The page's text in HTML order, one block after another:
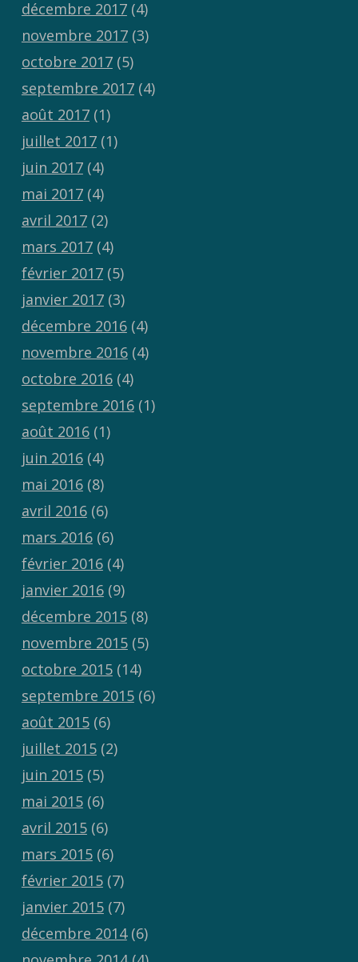
décembre 2017(4)
novembre 2017(3)
octobre 2017(5)
septembre 2017(4)
août 2017(1)
juillet 2017(1)
juin 2017(4)
mai 2017(4)
avril 2017(2)
mars 2017(4)
février 2017(5)
janvier 2017(3)
décembre 2016(4)
novembre 2016(4)
octobre 2016(4)
septembre 2016(1)
août 2016(1)
juin 2016(4)
mai 2016(8)
avril 2016(6)
mars 2016(6)
février 2016(4)
janvier 2016(9)
décembre 2015(8)
novembre 2015(5)
octobre 2015(14)
septembre 2015(6)
août 2015(6)
juillet 2015(2)
juin 2015(5)
mai 2015(6)
avril 2015(6)
mars 2015(6)
février 2015(7)
janvier 2015(7)
décembre 2014(6)